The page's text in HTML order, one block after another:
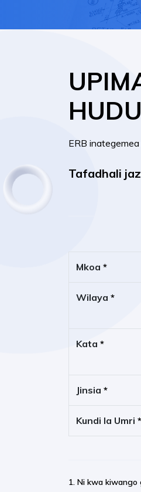
ERB
Tafadhali
Mkoa *
Wilaya *
Kata *
Jinsia *
Kundi la Umri *
1. Ni kwa kiwango